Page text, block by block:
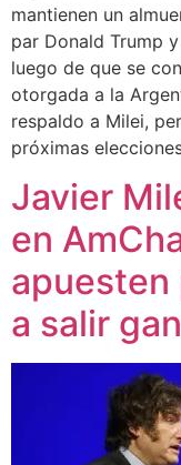
mantienen un
par Donald Trump
luego de que se
otorgada a la
respaldo a Milei,
próximas
Javier
en
apuesten
a salir